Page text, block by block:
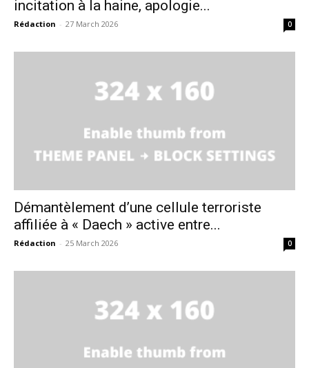
Insight Publications
À propos
Formules d’abonnement
Mon compte
incitation à la haine, apologie...
Rédaction - 27 March 2026 0
Démantèlement d’une cellule terroriste
affiliée à « Daech » active entre...
Rédaction - 25 March 2026 0